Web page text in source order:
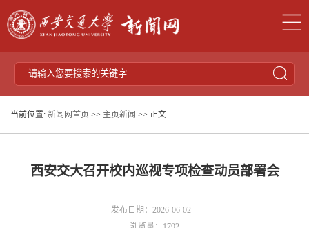
当前位置: 新闻网首页 >> 主页新闻 >> 正文
西安交大召开校内巡视专项检查动员部署会
发布日期：2026-06-02